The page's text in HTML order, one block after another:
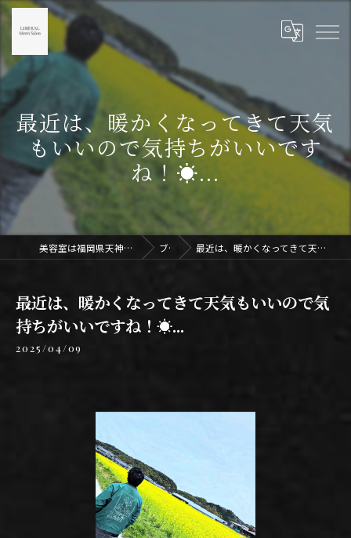
最近は、暖かくなってきて天気
もいいので気持ちがいいです
ね！☀...
美容室は福岡県天神のLIBERAL Men's Salon天神 ブログ 最近は、暖かくなってきて天気もいいので気持ちがいいですね！☀...
最近は、暖かくなってきて天気もいいので気
持ちがいいですね！☀...
2025/04/09